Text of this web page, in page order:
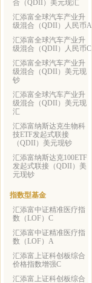
合（QDII）美元现汇
汇添富全球汽车产业升
级混合（QDII）人民币A
汇添富全球汽车产业升
级混合（QDII）人民币C
汇添富全球汽车产业升
级混合（QDII）美元现
钞
汇添富全球汽车产业升
级混合（QDII）美元现
汇
汇添富纳斯达克生物科
技ETF发起式联接
（QDII）美元现钞
汇添富纳斯达克100ETF
发起式联接（QDII）美
元现钞
指数型基金
汇添富中证精准医疗指
数（LOF）C
汇添富中证精准医疗指
数（LOF）A
汇添富上证科创板综合
价格指数增强C
汇添富上证科创板综合